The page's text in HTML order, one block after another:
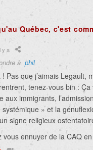
Québec, c'est
y a
à phil
Pas que j’aimais Legault,
tenez-vous bin :
aux immigrants,
systémique » et la
signe religieux
vous ennuyer de la CAQ